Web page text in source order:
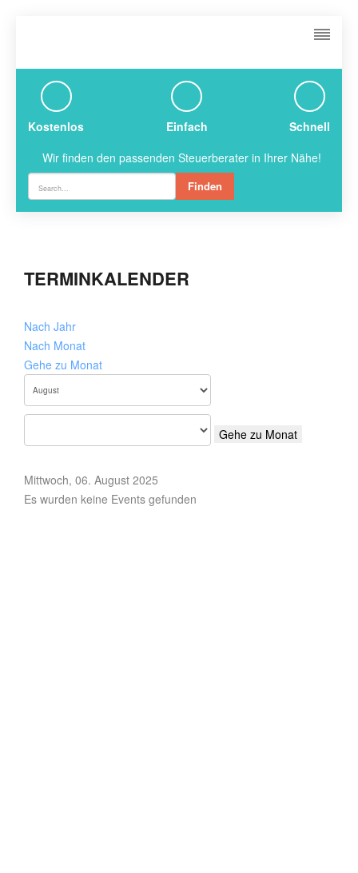
Kostenlos Einfach
Schnell
Wir finden den passenden Steuerberater in Ihrer Nähe!
Finden
TERMINKALENDER
Nach Jahr
Nach Monat
Gehe zu Monat
Gehe zu Monat
Mittwoch, 06. August 2025
Es wurden keine Events gefunden